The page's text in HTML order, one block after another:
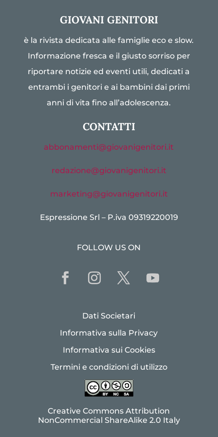
GIOVANI GENITORI
è la rivista dedicata alle famiglie eco e slow.
Informazione fresca e il giusto sorriso per
riportare notizie ed eventi utili, dedicati a
entrambi i genitori e ai bambini dai primi
anni di vita fino all’adolescenza.
CONTATTI
abbonamenti@giovanigenitori.it
redazione@giovanigenitori.it
marketing@giovanigenitori.it
Espressione Srl – P.iva 09319220019
FOLLOW US ON
Dati Societari
Informativa sulla Privacy
Informativa sui Cookies
Termini e condizioni di utilizzo
Creative Commons Attribution
NonCommercial ShareAlike 2.0 Italy